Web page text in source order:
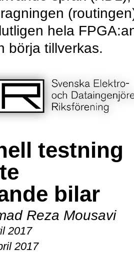
hela
börja tillverkas.
testning
bilar
Reza Mousavi
2017
2017